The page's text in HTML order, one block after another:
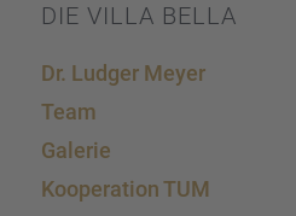
DIE VILLA BELLA
Dr. Ludger Meyer
Team
Galerie
Koope­ra­tion TUM